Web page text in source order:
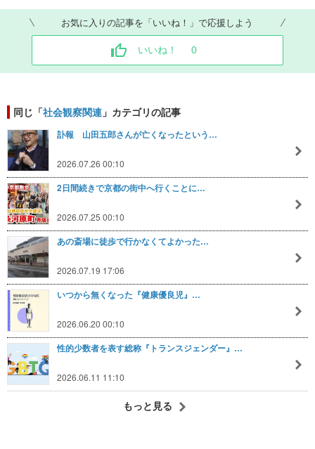
お気に入りの記事を「いいね！」で応援しよう
いいね！ 0
同じ「社会観察関連 」カテゴリの記事
訃報 山田五郎さんが亡くなったという…
2026.07.26 00:10
2日間続きで京都の街中へ行くことに…
2026.07.25 00:10
あの斎場に徒歩で行かなくてよかった…
2026.07.19 17:06
いつから無くなった『健康優良児』…
2026.06.20 00:10
性的少数者を表す総称『トランスジェンダー』…
2026.06.11 11:10
もっと見る